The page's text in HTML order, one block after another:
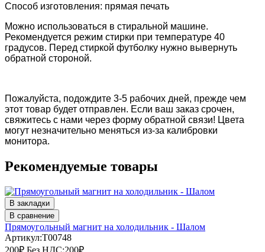
Способ изготовления: прямая печать
Можно использоваться в стиральной машине.
Рекомендуется режим стирки при температуре 40
градусов. Перед стиркой футболку нужно вывернуть
обратной стороной.
Пожалуйста, подождите 3-5 рабочих дней, прежде чем
этот товар будет отправлен. Если ваш заказ срочен,
свяжитесь с нами через форму обратной связи! Цвета
могут незначительно меняться из-за калибровки
монитора.
Рекомендуемые товары
В закладки
В сравнение
Прямоугольный магнит на холодильник - Шалом
Артикул:T00748
200₽ Без НДС:200₽